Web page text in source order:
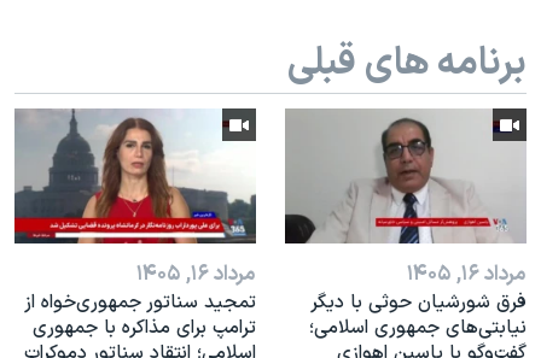
نرگس محمدی برنده جایزه نوبل صلح
همایش محافظه‌کاران آمریکا «سی‌پک»
صفحه‌های ویژه
سفر پرزیدنت ترامپ به چین
برنامه های قبلی
مرداد ۱۶, ۱۴۰۵
فرق شورشیان حوثی با دیگر
نیابتی‌های جمهوری اسلامی؛
مرداد ۱۶, ۱۴۰۵
تمجید سناتور جمهوری‌خواه از
ترامپ برای مذاکره با جمهوری